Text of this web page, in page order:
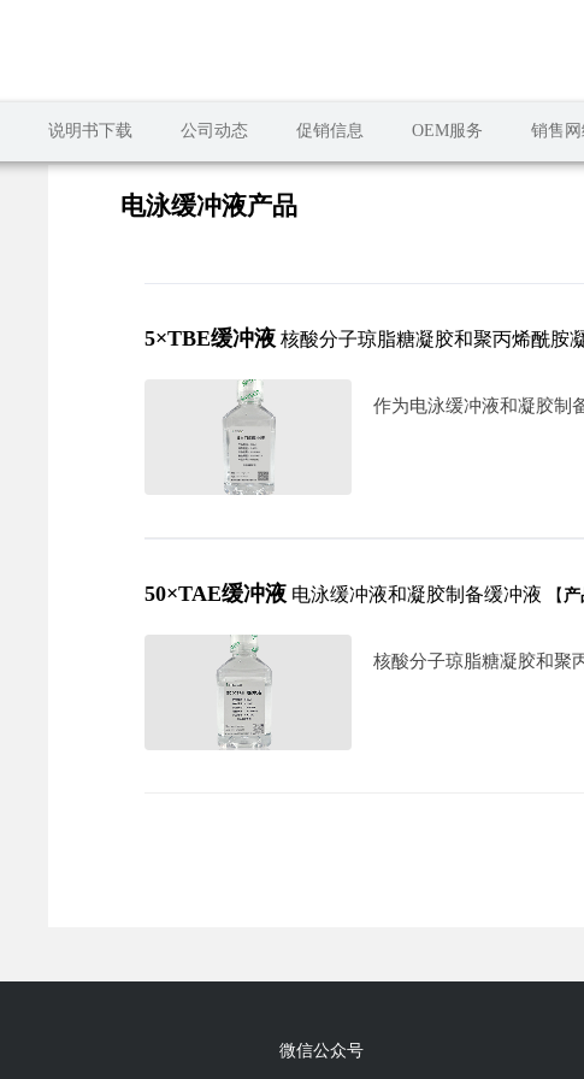
说明书下载 公司动态 促销信息 OEM服务 销售网
电泳缓冲液产品
5×TBE缓冲液 核酸分子琼脂糖凝胶和聚丙烯酰胺
作为电泳缓冲液和凝胶制
50×TAE缓冲液 电泳缓冲液和凝胶制备缓冲液 【 产
核酸分子琼脂糖凝胶和聚
微信公众号